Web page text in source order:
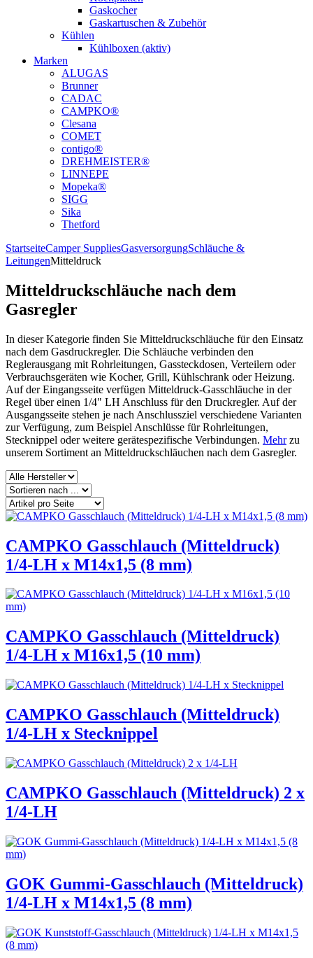
Gaskocher
Gaskartuschen & Zubehör
Kühlen
Kühlboxen (aktiv)
Marken
ALUGAS
Brunner
CADAC
CAMPKO®
Clesana
COMET
contigo®
DREHMEISTER®
LINNEPE
Mopeka®
SIGG
Sika
Thetford
StartseiteCamper SuppliesGasversorgungSchläuche &
LeitungenMitteldruck
Mitteldruckschläuche nach dem
Gasregler
In dieser Kategorie finden Sie Mitteldruckschläuche für den Einsatz
nach dem Gasdruckregler. Die Schläuche verbinden den
Reglerausgang mit Rohrleitungen, Gassteckdosen, Verteilern oder
Verbrauchsgeräten wie Kocher, Grill, Kühlschrank oder Heizung.
Auf der Eingangsseite verfügen Mitteldruck-Gasschläuche in der
Regel über einen 1/4" LH Anschluss für den Druckregler. Auf der
Ausgangsseite stehen je nach Anschlussziel verschiedene Varianten
zur Verfügung, zum Beispiel Anschlüsse für Rohrleitungen,
Stecknippel oder weitere gerätespezifische Verbindungen. Mehrzu
unserem Sortiment an Mitteldruckschläuchen nach dem Gasregler.
CAMPKO Gasschlauch (Mitteldruck)
1/4-LH x M14x1,5 (8 mm)
CAMPKO Gasschlauch (Mitteldruck)
1/4-LH x M16x1,5 (10 mm)
CAMPKO Gasschlauch (Mitteldruck)
1/4-LH x Stecknippel
CAMPKO Gasschlauch (Mitteldruck) 2 x
1/4-LH
GOK Gummi-Gasschlauch (Mitteldruck)
1/4-LH x M14x1,5 (8 mm)